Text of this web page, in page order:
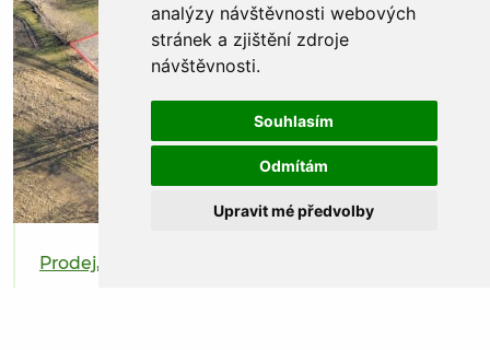
analýzy návštěvnosti webových
stránek a zjištění zdroje
návštěvnosti.
Souhlasím
Odmítám
Upravit mé předvolby
Prodej, Pozemek k bydlení, Chlumy